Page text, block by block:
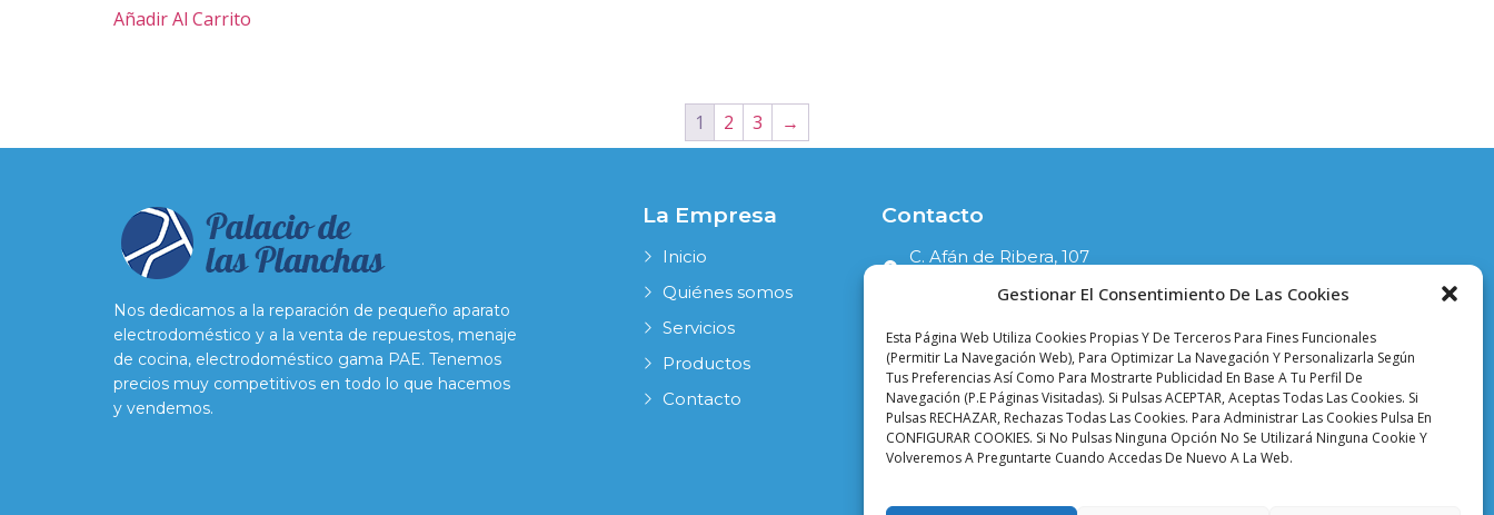
Gestionar El Consentimiento De Las Cookies
Esta Página Web Utiliza Cookies Propias Y De Terceros Para Fines Funcionales
(permitir La Navegación Web), Para Optimizar La Navegación Y Personalizarla Según
Tus Preferencias Así Como Para Mostrarte Publicidad En Base A Tu Perfil De
Navegación (p.e Páginas Visitadas). Si Pulsas ACEPTAR, Aceptas Todas Las Cookies. Si
Pulsas RECHAZAR, Rechazas Todas Las Cookies. Para Administrar Las Cookies Pulsa En
CONFIGURAR COOKIES. Si No Pulsas Ninguna Opción No Se Utilizará Ninguna Cookie Y
Volveremos A Preguntarte Cuando Accedas De Nuevo A La Web.
Añadir Al Carrito
1 2 3 →
Nos dedicamos a la reparación de pequeño aparato
electrodoméstico y a la venta de repuestos, menaje
de cocina, electrodoméstico gama PAE. Tenemos
precios muy competitivos en todo lo que hacemos
y vendemos.
La Empresa
Inicio
Quiénes somos
Servicios
Productos
Contacto
Contacto
C. Afán de Ribera, 107
info@palaciodelasplanchas.com